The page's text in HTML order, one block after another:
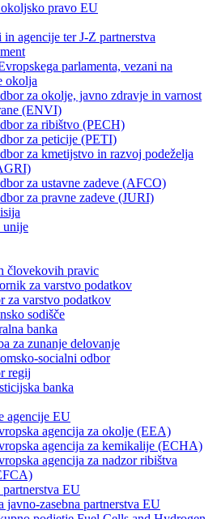
pravo EU
agencije ter J-Z partnerstva
parlamenta, vezani na
okolja
za okolje, javno zdravje in varnost
(ENVI)
za ribištvo (PECH)
za peticije (PETI)
za kmetijstvo in razvoj podeželja
za ustavne zadeve (AFCO)
za pravne zadeve (JURI)
unije
človekovih pravic
za varstvo podatkov
za varstvo podatkov
sodišče
banka
za zunanje delovanje
socialni odbor
regij
banka
agencije EU
agencija za okolje (EEA)
agencija za kemikalije (ECHA)
agencija za nadzor ribištva
partnerstva EU
javno-zasebna partnerstva EU